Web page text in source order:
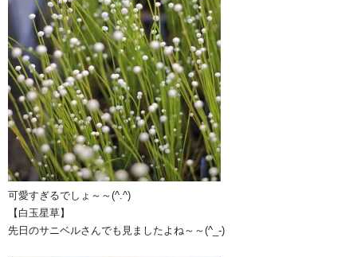
可愛すぎるでしょ～～(^.^)
【白玉星草】
先日のサニベルさんでも見ましたよね～～(^_-)